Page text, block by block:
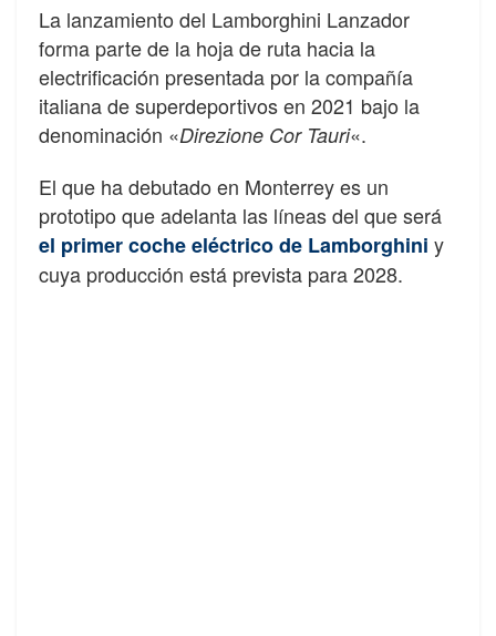
La lanzamiento del Lamborghini Lanzador
forma parte de la hoja de ruta hacia la
electrificación presentada por la compañía
italiana de superdeportivos en 2021 bajo la
denominación «Direzione Cor Tauri«.
El que ha debutado en Monterrey es un
prototipo que adelanta las líneas del que será
el primer coche eléctrico de Lamborghini y
cuya producción está prevista para 2028.